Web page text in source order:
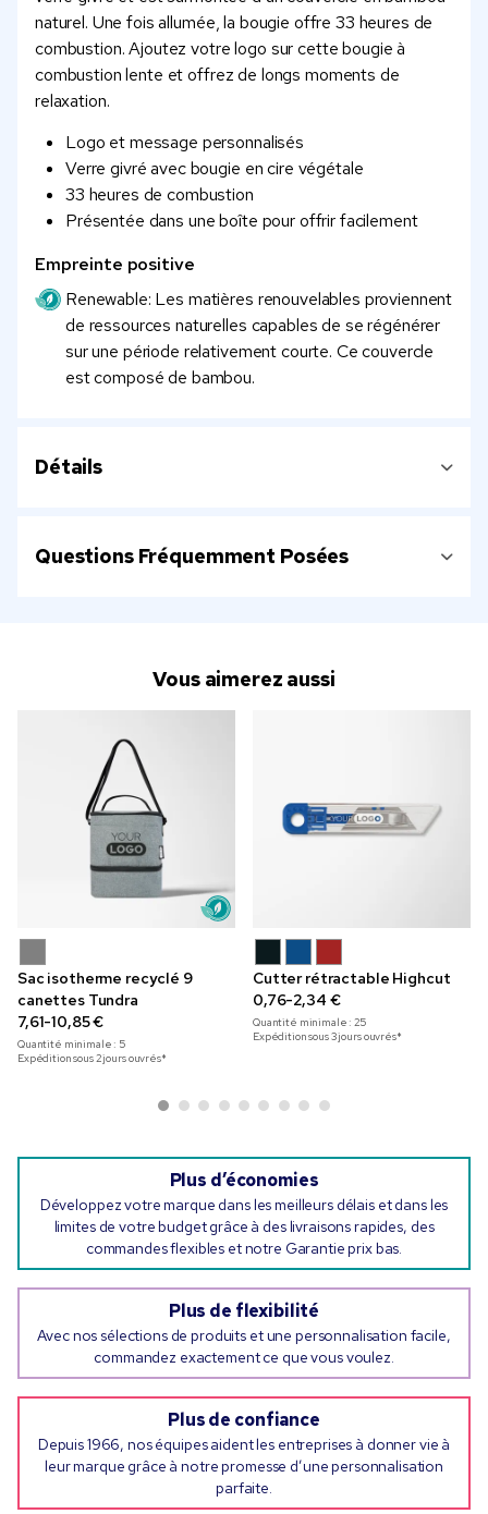
naturel. Une fois allumée, la bougie offre 33 heures de
combustion. Ajoutez votre logo sur cette bougie à
combustion lente et offrez de longs moments de
relaxation.
Logo et message personnalisés
Verre givré avec bougie en cire végétale
33 heures de combustion
Présentée dans une boîte pour offrir facilement
Empreinte positive
Renewable: Les matières renouvelables proviennent
de ressources naturelles capables de se régénérer
sur une période relativement courte. Ce couvercle
est composé de bambou.
Détails
Questions Fréquemment Posées
Vous aimerez aussi
Sac isotherme recyclé 9
canettes Tundra
7,61-10,85 €
Quantité minimale : 5
Expédition sous 2 jours ouvrés*
Cutter rétractable Highcut
0,76-2,34 €
Quantité minimale :25
Expédition sous 3 jours ouvrés*
Plus d’économies
Développez votre marque dans les meilleurs délais et dans les
limites de votre budget grâce à des livraisons rapides, des
commandes flexibles et notre Garantie prix bas.
Plus de flexibilité
Avec nos sélections de produits et une personnalisation facile,
commandez exactement ce que vous voulez.
Plus de confiance
Depuis 1966, nos équipes aident les entreprises à donner vie à
leur marque grâce à notre promesse d’une personnalisation
parfaite.